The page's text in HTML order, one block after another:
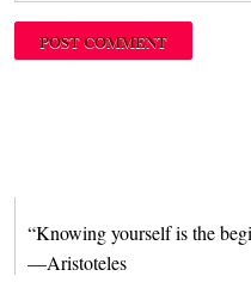
“Knowing yourself is the
—Aristoteles